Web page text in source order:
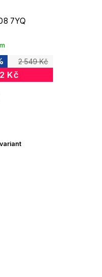
7YQ
2 549 Kč
Kč